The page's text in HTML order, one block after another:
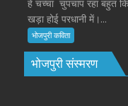
हे चच्चा चुपचाप रहा बहुत
खड़ा होई परधानी में।...
भोजपुरी कविता
भोजपुरी संस्मरण